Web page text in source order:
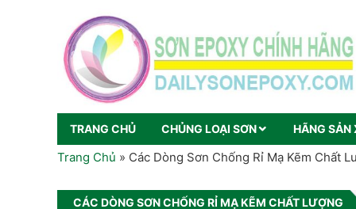
TRANG CHỦ CHỦNG LOẠI SƠN HÃNG SẢN
Trang Chủ » Các Dòng Sơn Chống Rỉ Mạ Kẽm Chất
CÁC DÒNG SƠN CHỐNG RỈ MẠ KẼM CHẤT LƯỢNG